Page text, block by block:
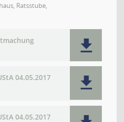
Ratsstube,
04.05.2017
04.05.2017